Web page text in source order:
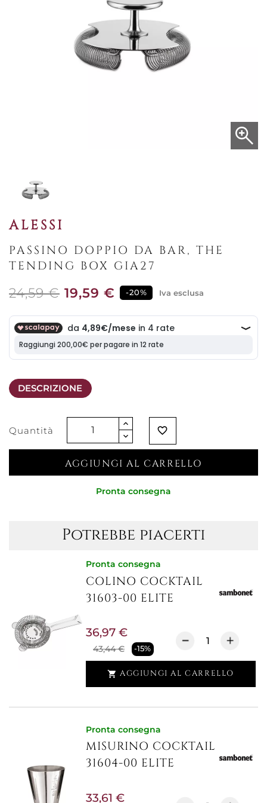
ALESSI
PASSINO DOPPIO DA BAR, THE
TENDING BOX GIA27
24,59 € 19,59 € -20% Iva esclusa
DESCRIZIONE
Quantità favorite_border
AGGIUNGI AL CARRELLO
Pronta consegna
Potrebbe piacerti
Pronta consegna
COLINO COCKTAIL
31603-00 ELITE
43,44 € -15%
36,97 €
 AGGIUNGI AL CARRELLO
Pronta consegna
MISURINO COCKTAIL
31604-00 ELITE
33,61 €